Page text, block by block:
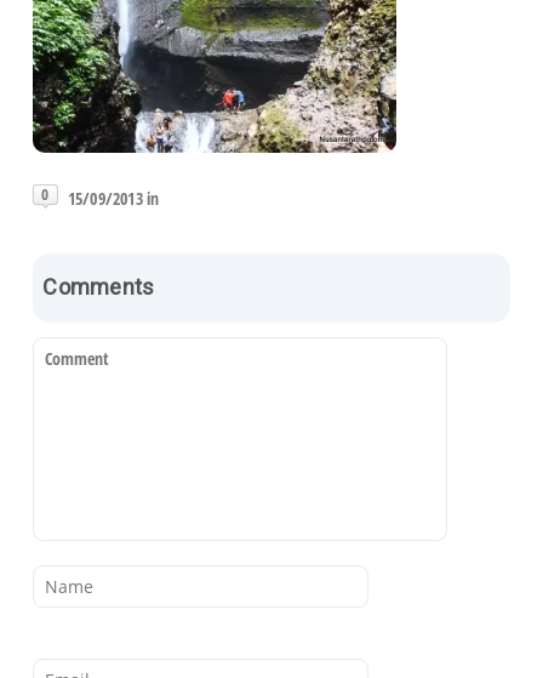
0 15/09/2013 in
Comments